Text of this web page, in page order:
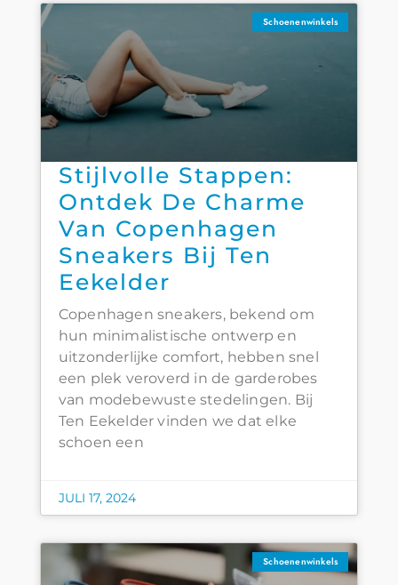
Schoenenwinkels
Stijlvolle Stappen:
Ontdek De Charme
Van Copenhagen
Sneakers Bij Ten
Eekelder
Copenhagen sneakers, bekend om
hun minimalistische ontwerp en
uitzonderlijke comfort, hebben snel
een plek veroverd in de garderobes
van modebewuste stedelingen. Bij
Ten Eekelder vinden we dat elke
schoen een
JULI 17, 2024
Schoenenwinkels